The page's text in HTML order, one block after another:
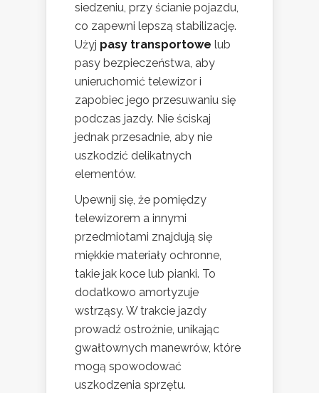
siedzeniu, przy ścianie pojazdu,
co zapewni lepszą stabilizację.
Użyj pasy transportowe lub
pasy bezpieczeństwa, aby
unieruchomić telewizor i
zapobiec jego przesuwaniu się
podczas jazdy. Nie ściskaj
jednak przesadnie, aby nie
uszkodzić delikatnych
elementów.
Upewnij się, że pomiędzy
telewizorem a innymi
przedmiotami znajdują się
miękkie materiały ochronne,
takie jak koce lub pianki. To
dodatkowo amortyzuje
wstrząsy. W trakcie jazdy
prowadź ostrożnie, unikając
gwałtownych manewrów, które
mogą spowodować
uszkodzenia sprzętu.